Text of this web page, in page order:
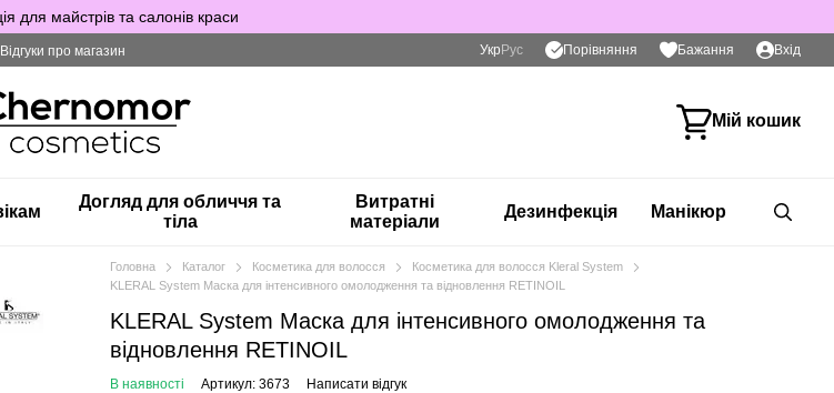
для майстрів та салонів краси
Відгуки про магазин Укр Рус Порівняння Бажання Вхід
Мій кошик
Догляд для обличчя та
тіла
Витратні
матеріали
Дезинфекція Манікюр
Головна Каталог Косметика для волосся
Косметика для волосся Kleral System
KLERAL System Маска для інтенсивного омолодження та відновлення RETINOIL
KLERAL System Маска для інтенсивного омолодження та
відновлення RETINOIL
В наявності Артикул: 3673 Написати відгук